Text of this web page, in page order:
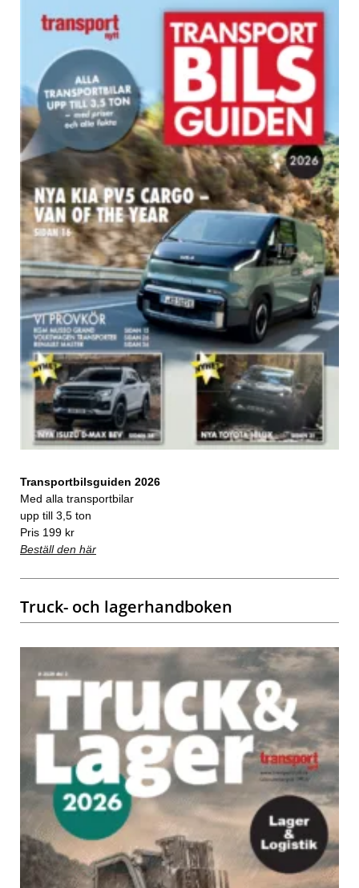
Transportbilsguiden 2026
Med alla transportbilar
upp till 3,5 ton
Pris 199 kr
Beställ den här
Truck- och lagerhandboken